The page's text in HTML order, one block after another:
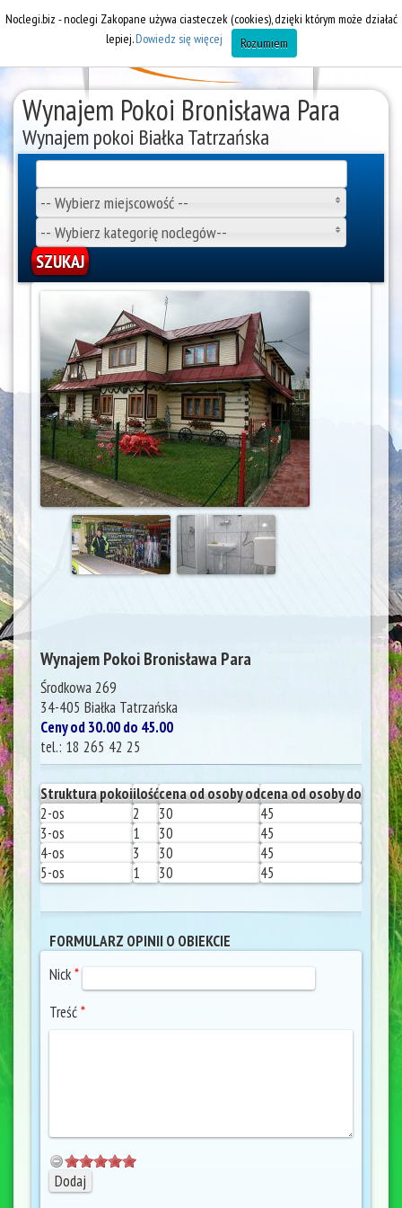
Wynajem Pokoi Bronisława Para
Wynajem pokoi Białka Tatrzańska
-- Wybierz miejscowość --
-- Wybierz kategorię noclegów--
Wynajem Pokoi Bronisława Para
Środkowa 269
34-405 Białka Tatrzańska
Ceny od 30.00 do 45.00
tel.: 18 265 42 25
Struktura pokoiilośćcena od osoby odcena od osoby do
2-os
2 30
45
3-os
1 30
45
4-os
3 30
45
5-os
1 30 45
FORMULARZ OPINII O OBIEKCIE
Nick*
Treść*
Noclegi.biz - noclegi Zakopane używa ciasteczek (cookies), dzięki którym może działać
lepiej.Dowiedz się więcej Rozumiem